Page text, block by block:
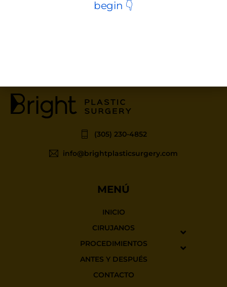
erróneas y malentendidos sobre el procedimiento. En
(305) 230-4852
info@brightplasticsurgery.com
MENÚ
INICIO
CIRUJANOS
PROCEDIMIENTOS
ANTES Y DESPUÉS
CONTACTO